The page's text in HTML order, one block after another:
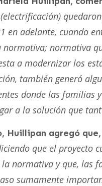
en adelante, cuando
normativa; normativa
a modernizar los
también generó
donde las familias
a la solución que
Huillipan agregó que,
que el proyecto
la normativa y que, las
sumamente